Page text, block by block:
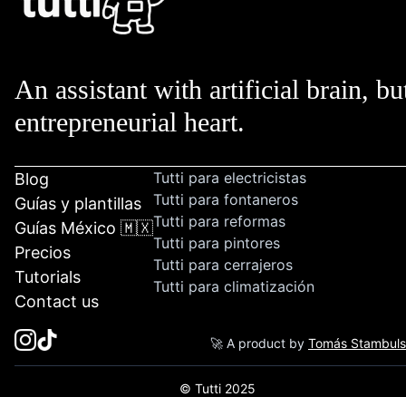
An assistant with artificial brain,
entrepreneurial heart.
Blog
Guías y plantillas
Guías México 🇲🇽
Precios
Tutorials
Contact us
Tutti para electricistas
Tutti para fontaneros
Tutti para reformas
Tutti para pintores
Tutti para cerrajeros
Tutti para climatización
🚀 A product by Tomás
© Tutti 2025